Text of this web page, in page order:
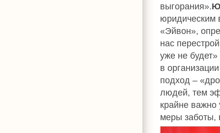
выгорания».
юридическим
«Эйвон»,
нас
уже не
в
подход –
людей, тем
крайне важно
меры заботы,